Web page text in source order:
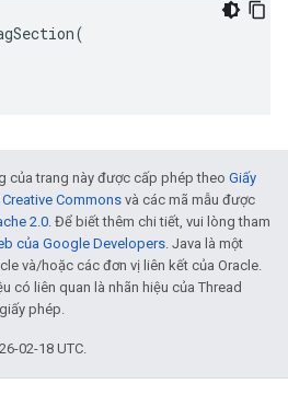
của trang này được cấp phép theo Giấy
Commons và các mã mẫu được
2.0. Để biết thêm chi tiết, vui lòng tham
của Google Developers. Java là một
và/hoặc các đơn vị liên kết của Oracle.
có liên quan là nhãn hiệu của Thread
phép.
02-18 UTC.